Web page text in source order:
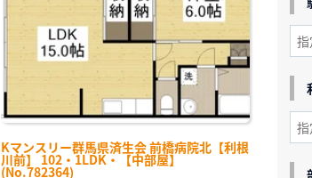
Kマンスリー群馬県済生会 前橋病院北【利根
川前】 102・1LDK・【中部屋】
(No.782364)